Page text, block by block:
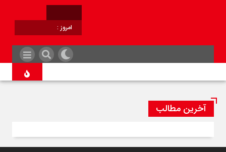
امروز :
آخرین مطالب